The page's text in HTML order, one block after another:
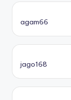
agam66
jago168